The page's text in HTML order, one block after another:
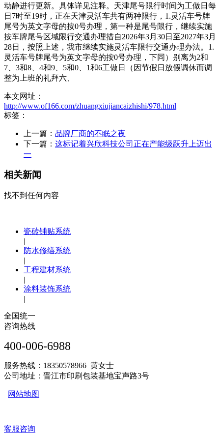
动静进行更新。具体详见注释。天津尾号限行时间为工做日每
日7时至19时，正在天津灵活车共有两种限行，1.灵活车号牌
尾号为英文字母的按0号办理，第一种是尾号限行，继续实施
按车牌尾号区域限行交通办理措自2026年3月30日至2027年3月
28日，按照上述，我市继续实施灵活车限行交通办理办法。1.
灵活车号牌尾号为英文字母的按0号办理，下同）别离为2和
7、3和8、4和9、5和0、1和6工做日（因节假日放假调休而调
整为上班的礼拜六、
本文网址：
http://www.of166.com/zhuangxiujiancaizhishi/978.html
标签：
上一篇： 品牌厂商的不眠之夜
下一篇： 这标记着兴欣科技公司正在产能级跃升上迈出
一
相关新闻
找不到任何内容
瓷砖铺贴系统
|
防水修缮系统
|
工程建材系统
|
涂料装饰系统
|
全国统一
咨询热线
400-006-6988
服务热线：18350578966 黄女士
公司地址：晋江市印刷包装基地宝声路3号
网站地图
客服咨询